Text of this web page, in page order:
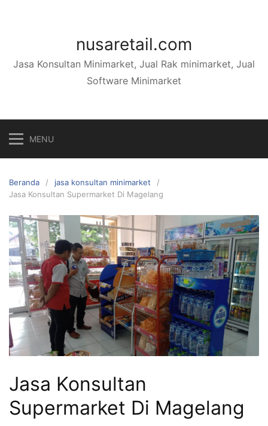
nusaretail.com
Jasa Konsultan Minimarket, Jual Rak minimarket, Jual
Software Minimarket
MENU
Beranda
jasa konsultan minimarket
Jasa Konsultan Supermarket Di Magelang
Jasa Konsultan
Supermarket Di Magelang